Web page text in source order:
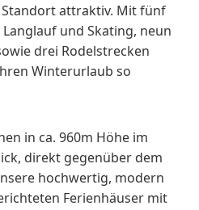
attraktiv. Mit fünf
und Skating, neun
drei Rodelstrecken
Winterurlaub so
in ca. 960m Höhe im
direkt gegenüber dem
hochwertig, modern
Ferienhäuser mit